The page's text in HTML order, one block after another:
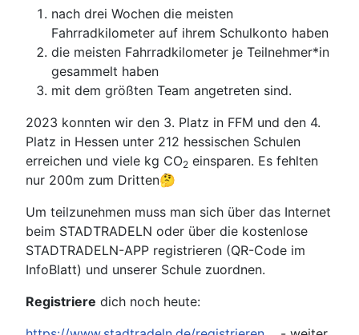
nach drei Wochen die meisten
Fahrradkilometer auf ihrem Schulkonto haben
die meisten Fahrradkilometer je Teilnehmer*in
gesammelt haben
mit dem größten Team angetreten sind.
2023 konnten wir den 3. Platz in FFM und den 4.
Platz in Hessen unter 212 hessischen Schulen
erreichen und viele kg CO2 einsparen. Es fehlten
nur 200m zum Dritten🤔
Um teilzunehmen muss man sich über das Internet
beim STADTRADELN oder über die kostenlose
STADTRADELN-APP registrieren (QR-Code im
InfoBlatt) und unserer Schule zuordnen.
Registriere dich noch heute: